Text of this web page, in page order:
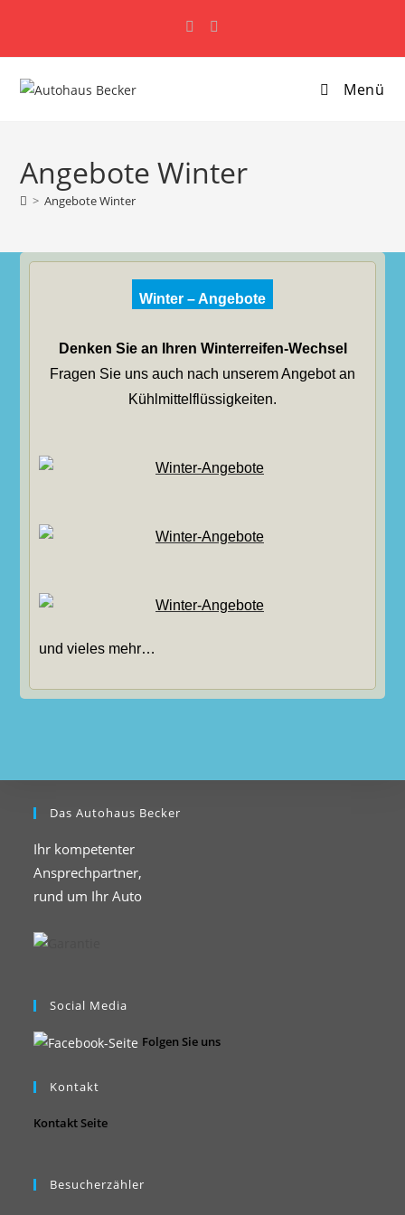
springen
Menü
Angebote Winter
> Angebote Winter
Winter – Angebote
Denken Sie an Ihren Winterreifen-Wechsel
Fragen Sie uns auch nach unserem Angebot an
Kühlmittelflüssigkeiten.
und vieles mehr…
Das Autohaus Becker
Ihr kompetenter
Ansprechpartner,
rund um Ihr Auto
Social Media
Folgen Sie uns
Kontakt
Kontakt Seite
Besucherzähler